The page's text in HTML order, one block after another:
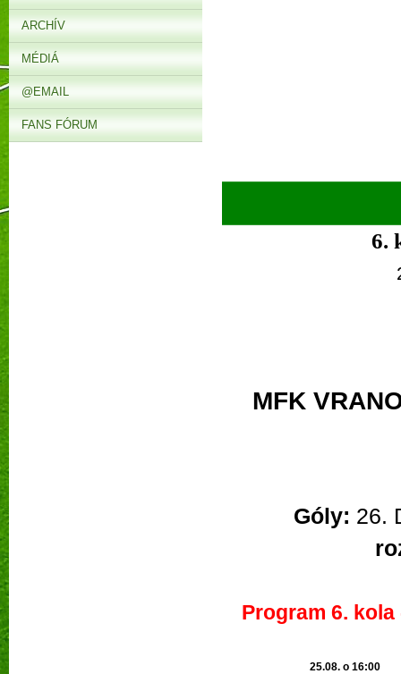
6.
MFK
Góly: 26.
Program 6. kola
25.08. o 16:00
ARCHÍV
MÉDIÁ
@EMAIL
FANS FÓRUM